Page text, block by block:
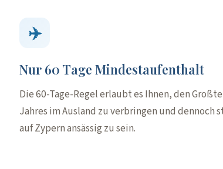
✈️
Nur 60 Tage Mindestaufenthalt
Die 60-Tage-Regel erlaubt es Ihnen, den
Jahres im Ausland zu verbringen und dennoch
auf Zypern ansässig zu sein.